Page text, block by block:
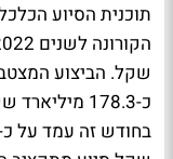
תוכנית הסיוע
שקל. הביצוע
כ-178.3